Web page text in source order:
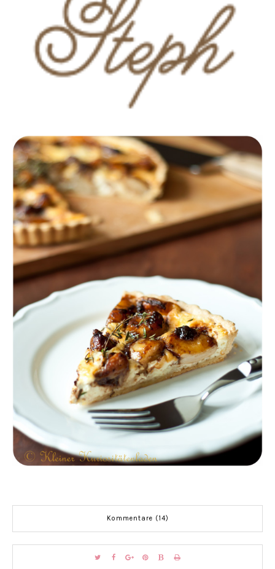
Kommentare (14)